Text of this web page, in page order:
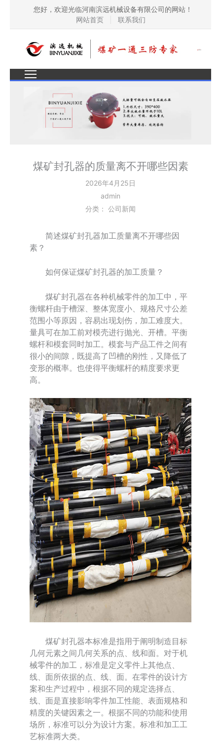
您好，欢迎光临河南滨远机械设备有限公司的网站！
网站首页
联系我们
煤矿封孔器的质量离不开哪些因素
2026年4月25日
admin
分类： 公司新闻
简述煤矿封孔器加工质量离不开哪些因
素？
如何保证煤矿封孔器的加工质量？
煤矿封孔器在各种机械零件的加工中，平
衡螺杆由于槽深、整体宽度小、规格尺寸公差
范围小等原因，容易出现划伤，加工难度大。
量具可在加工前对模壳进行抛光、开槽。平衡
螺杆和模套同时加工。模套与产品工件之间有
很小的间隙，既提高了凹槽的刚性，又降低了
变形的概率。也使得平衡螺杆的精度要求更
高。
煤矿封孔器本标准是指用于阐明制造目标
几何元素之间几何关系的点、线和面。对于机
械零件的加工，标准是定义零件上其他点、
线、面所依据的点、线、面。在零件的设计方
案和生产过程中，根据不同的规定选择点、
线、面是直接影响零件加工性能、表面规格和
精度的关键因素之一。根据不同的功能和使用
场所，标准可以分为设计方案。标准和加工工
艺标准两大类。